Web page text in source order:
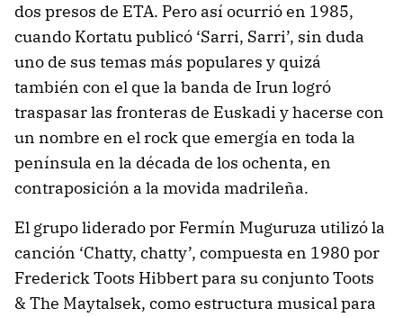
dos presos de ETA. Pero así ocurrió en 1985,
cuando Kortatu publicó ‘Sarri, Sarri’, sin duda
uno de sus temas más populares y quizá
también con el que la banda de Irun logró
traspasar las fronteras de Euskadi y hacerse con
un nombre en el rock que emergía en toda la
península en la década de los ochenta, en
contraposición a la movida madrileña.
El grupo liderado por Fermín Muguruza utilizó la
canción ‘Chatty, chatty’, compuesta en 1980 por
Frederick Toots Hibbert para su conjunto Toots
& The Maytalsek, como estructura musical para